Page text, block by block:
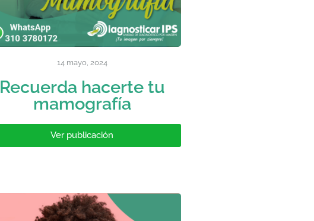
14 mayo, 2024
Recuerda hacerte tu
mamografía
Ver publicación